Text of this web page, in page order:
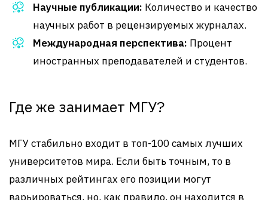
Научные публикации: Количество и качество
научных работ в рецензируемых журналах.
Международная перспектива: Процент
иностранных преподавателей и студентов.
Где же занимает МГУ?
МГУ стабильно входит в топ-100 самых лучших
университетов мира. Если быть точным, то в
различных рейтингах его позиции могут
варьироваться, но, как правило, он находится в